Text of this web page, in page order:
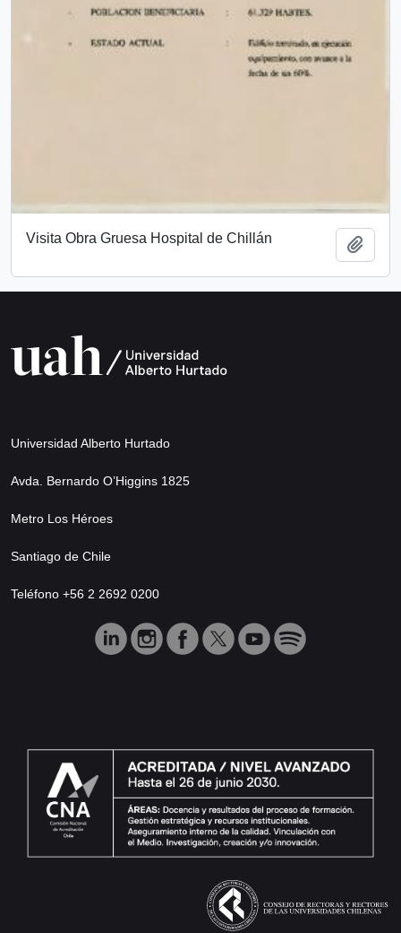
Visita Obra Gruesa Hospital de Chillán
Universidad Alberto Hurtado
Avda. Bernardo O’Higgins 1825
Metro Los Héroes
Santiago de Chile
Teléfono +56 2 2692 0200